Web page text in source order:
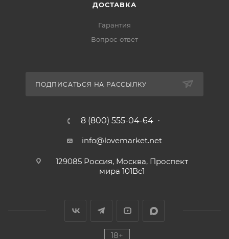
ДОСТАВКА
Гарантия
Вопрос-ответ
ПОДПИСАТЬСЯ НА РАССЫЛКУ
8 (800) 555-04-64
info@lovemarket.net
129085 Россия, Москва, Проспект
мира 101Вс1
18+